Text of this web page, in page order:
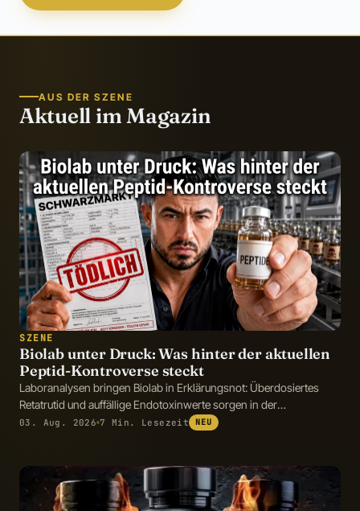
AUS DER SZENE
Aktuell im Magazin
SZENE
Biolab unter Druck: Was hinter der aktuellen
Peptid-Kontroverse steckt
Laboranalysen bringen Biolab in Erklärungsnot: Überdosiertes
Retatrutid und auffällige Endotoxinwerte sorgen in der
Fitnessszene für Diskussionen.
03. Aug. 2026 7 Min. Lesezeit NEU